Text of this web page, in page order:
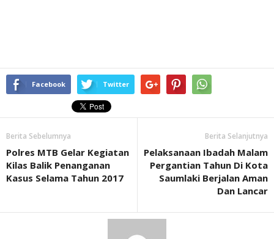
Facebook Twitter
Berita Sebelumnya
Polres MTB Gelar Kegiatan
Kilas Balik Penanganan
Kasus Selama Tahun 2017
Berita Selanjutnya
Pelaksanaan Ibadah Malam
Pergantian Tahun Di Kota
Saumlaki Berjalan Aman
Dan Lancar